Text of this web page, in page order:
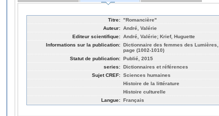
Titre: "Romancière"
Auteur: André, Valérie
Editeur scientifique: André, Valérie; Krief, Huguette
Informations sur la publication: Dictionnaire des femmes des
page (1002-1010)
Statut de publication: Publié, 2015
series: Dictionnaires et références
Sujet CREF: Sciences humaines
Histoire de la littérature
Histoire culturelle
Langue: Français